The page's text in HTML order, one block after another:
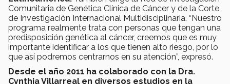
Comunitaria de Genética Clínica de Cáncer y de la Corte
de Investigación Internacional Multidisciplinaria. “Nuestro
programa realmente trata con personas que tengan una
predisposición genética al cáncer, creemos que es muy
importante identificar a los que tienen alto riesgo, por lo
que así podremos centrarnos en su atención”, expresó.
Desde el año 2011 ha colaborado con la Dra.
Cynthia Villarreal en diversos estudios en la